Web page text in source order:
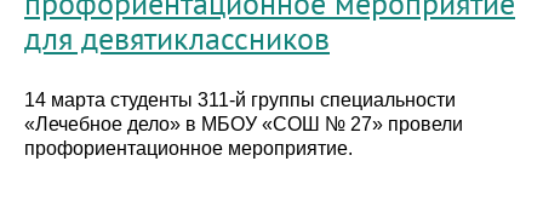
для девятиклассников
14 марта студенты 311-й группы специальности
«Лечебное дело» в МБОУ «СОШ № 27» провели
профориентационное мероприятие.